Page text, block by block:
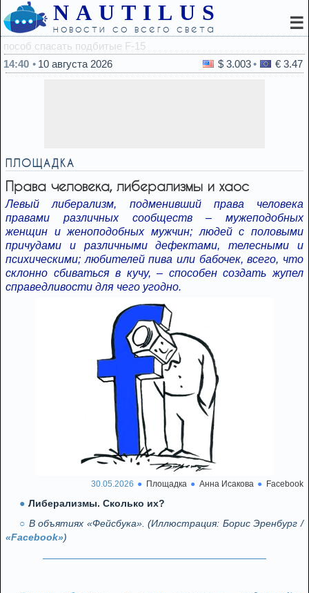
NAUTILUS
новости со всего света ☰
14:40
10 августа 2026 $ 3.003 € 3.47
ПЛОЩАДКА
Права человека, либерализмы и хаос
Левый либерализм, подменивший права человека
правами различных сообществ – мужеподобных
женщин и женоподобных мужчин; людей с половыми
причудами и различными дефектами, телесными и
психическими; любителей пива или бабочек, всего, что
склонно сбиваться в кучу, – способен создать жупел
справедливости для чего угодно.
30.05.2026 Площадка Анна Исакова Facebook
Либерализмы. Сколько их?
В объятиях «Фейсбука». (Иллюстрация: Борис Эренбург /
«Facebook»)